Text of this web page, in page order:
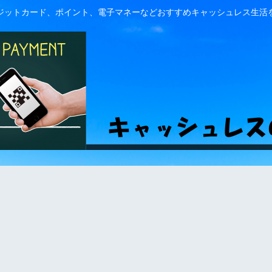
ットカード、ポイント、電子マネーなどおすすめキャッシュレス生活